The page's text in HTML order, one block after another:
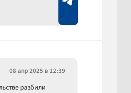
08 апр 2025 в 12:39
разбили